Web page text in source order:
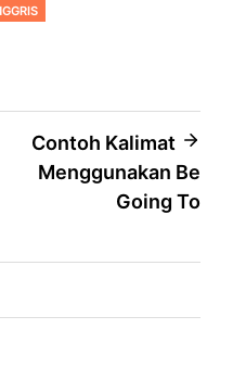
Contoh Kalimat
Menggunakan Be
Going To